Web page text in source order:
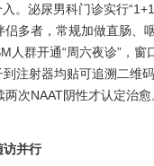
。泌尿男科门诊实行
多者，常规加做直肠、
群开通“周六夜诊”，窗
注射器均贴可追溯二维
次NAAT阴性才认定治
并行